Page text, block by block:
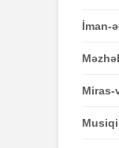
İman-
Miras-
Musiqi